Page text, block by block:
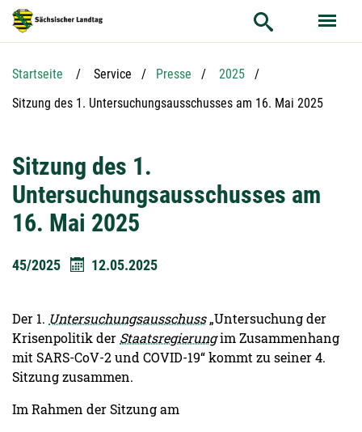
Hauptnavigation
Hauptinhalt
Service
Startseite Service Presse
2025
Aktuelle Seite:
Sitzung des 1. Untersuchungsausschusses am 16. Mai 2025
Sitzung des 1.
Untersuchungsausschusses am
16. Mai 2025
45/2025 12.05.2025
Der 1. Untersuchungsausschuss„Untersuchung der
Krisenpolitik der Staatsregierungim Zusammenhang
mit SARS-CoV-2 und COVID-19“ kommt zu seiner 4.
Sitzung zusammen.
Im Rahmen der Sitzung am